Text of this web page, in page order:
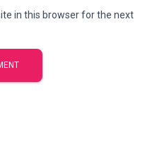
in this browser for the next